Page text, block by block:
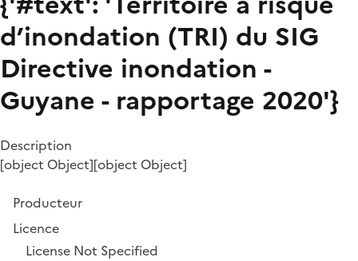
d’inondation (TRI) du SIG
Directive inondation -
Guyane - rapportage 2020'}
Description
[object Object][object Object]
Producteur
Licence
License Not Specified